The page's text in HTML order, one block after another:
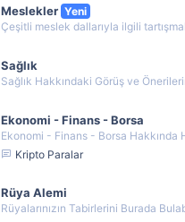
Meslekler Yeni
Çeşitli meslek dallarıyla ilgili
Sağlık
Sağlık Hakkındaki Görüş ve
Ekonomi - Finans - Borsa
Ekonomi - Finans - Borsa Hakkında
Kripto Paralar
Rüya Alemi
Rüyalarınızın Tabirlerini Burada